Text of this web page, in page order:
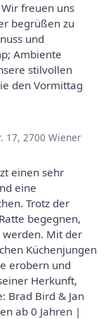
freuen uns
begrüßen zu
und
Ambiente
stilvollen
den Vormittag
17, 2700 Wiener
einen sehr
eine
Trotz der
begegnen,
werden. Mit der
Küchenjungen
erobern und
Herkunft,
Brad Bird & Jan
ab 0 Jahren |